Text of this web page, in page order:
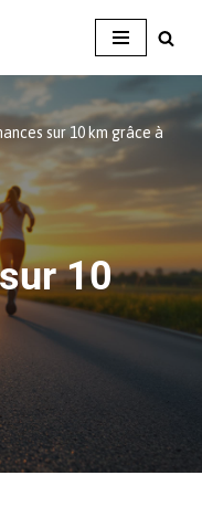
sur 10 km grâce à
10